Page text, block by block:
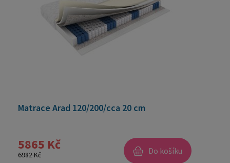
Matrace Arad 120/200/cca 20 cm
5865 Kč
6982 Kč Do košíku